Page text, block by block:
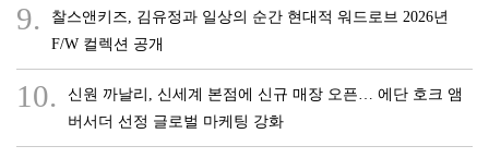
9.
찰스앤키즈, 김유정과 일상의 순간 현대적 워드로브 2026년
F/W 컬렉션 공개
10.
신원 까날리, 신세계 본점에 신규 매장 오픈… 에단 호크 앰
버서더 선정 글로벌 마케팅 강화